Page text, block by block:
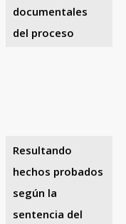
documentales
del proceso
Resultando
hechos probados
según la
sentencia del